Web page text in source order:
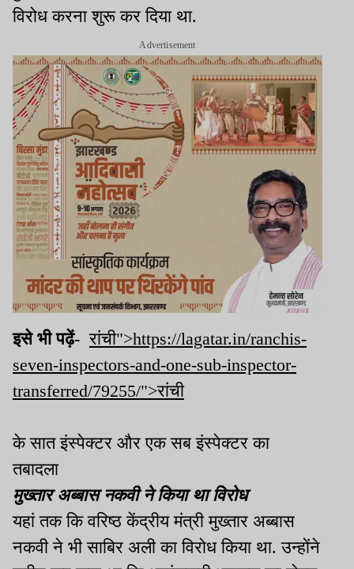
विरोध करना शुरू कर दिया था.
Advertisement
इसे भी पढ़ें- रांची">https://lagatar.in/ranchis-
seven-inspectors-and-one-sub-inspector-
transferred/79255/">रांची
के सात इंस्पेक्टर और एक सब इंस्पेक्टर का
तबादला
मुख्तार अब्बास नकवी ने किया था विरोध
यहां तक कि वरिष्ठ केंद्रीय मंत्री मुख्तार अब्बास
नकवी ने भी साबिर अली का विरोध किया था. उन्होंने